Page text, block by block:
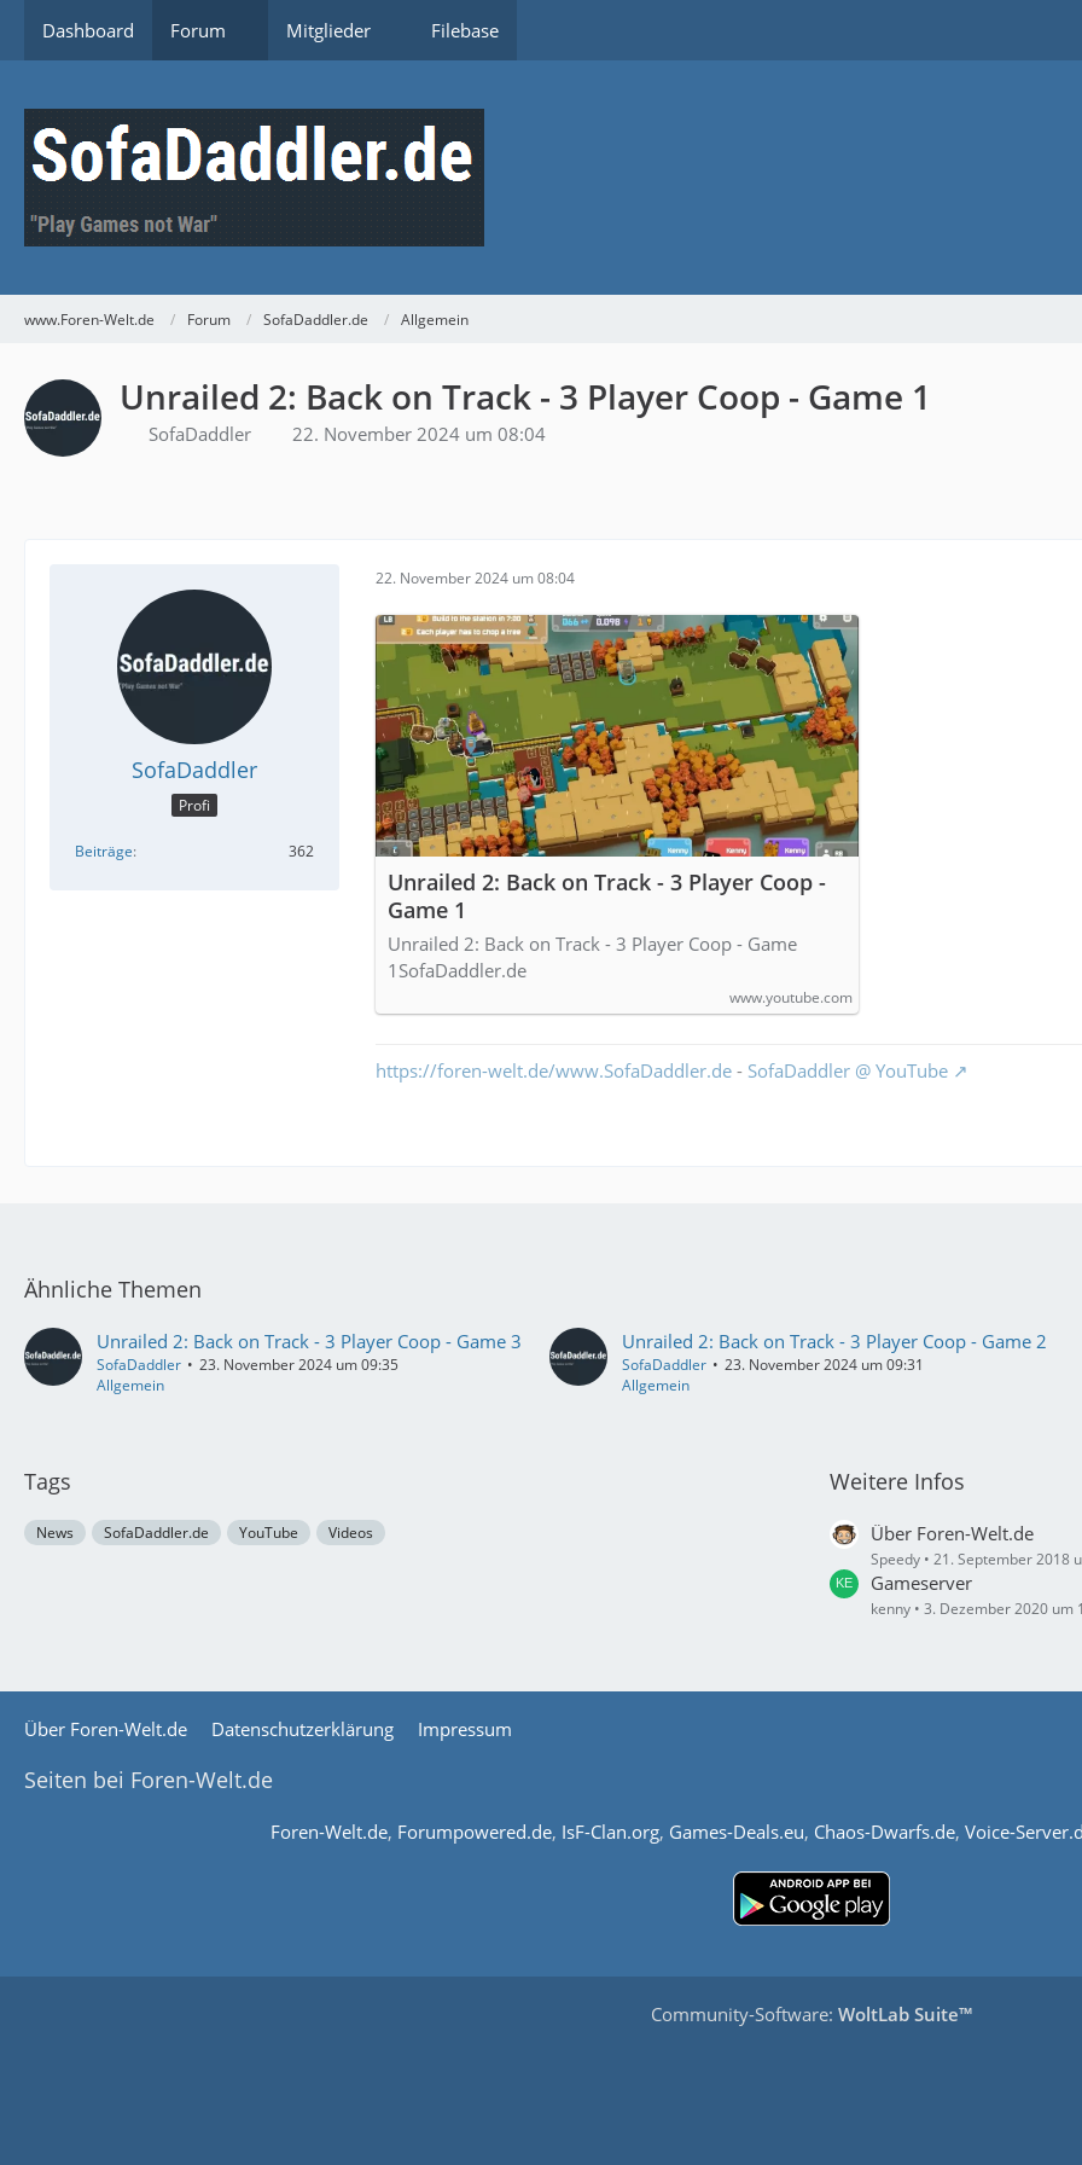
Dashboard Forum Mitglieder Filebase
www.Foren-Welt.de Forum SofaDaddler.de Allgemein
Unrailed 2: Back on Track - 3 Player Coop - Game 1
SofaDaddler 22. November 2024 um 08:04
SofaDaddler
Profi
Beiträge 362
22. November 2024 um 08:04
Unrailed 2: Back on Track - 3 Player Coop -
Game 1
Unrailed 2: Back on Track - 3 Player Coop - Game
1SofaDaddler.de
www.youtube.com
https://foren-welt.de/www.SofaDaddler.de - SofaDaddler @ YouTube
Ähnliche Themen
Unrailed 2: Back on Track - 3 Player Coop - Game 3
SofaDaddler
23. November 2024 um 09:35
Allgemein
Unrailed 2: Back on Track - 3 Player Coop - Game 2
SofaDaddler
23. November 2024 um 09:31
Allgemein
Tags
News SofaDaddler.de YouTube Videos
Weitere Infos
Über Foren-Welt.de
Speedy 21. September 2018
Gameserver
kenny 3. Dezember 2020 um
Über Foren-Welt.de Datenschutzerklärung Impressum
Seiten bei Foren-Welt.de
Foren-Welt.de, Forumpowered.de, IsF-Clan.org, Games-Deals.eu, Chaos-Dwarfs.de, Voice-
Community-Software: WoltLab Suite™